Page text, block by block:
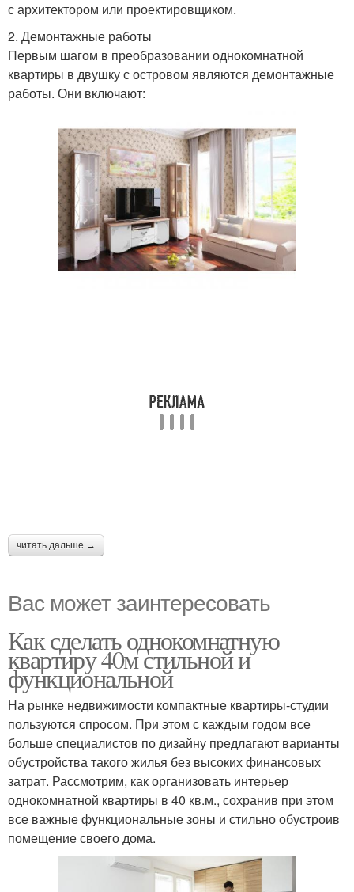
с архитектором или проектировщиком.
2. Демонтажные работы
Первым шагом в преобразовании однокомнатной
квартиры в двушку с островом являются демонтажные
работы. Они включают:
читать дальше →
Вас может заинтересовать
Как сделать однокомнатную
квартиру 40м стильной и
функциональной
На рынке недвижимости компактные квартиры-студии
пользуются спросом. При этом с каждым годом все
больше специалистов по дизайну предлагают варианты
обустройства такого жилья без высоких финансовых
затрат. Рассмотрим, как организовать интерьер
однокомнатной квартиры в 40 кв.м., сохранив при этом
все важные функциональные зоны и стильно обустроив
помещение своего дома.